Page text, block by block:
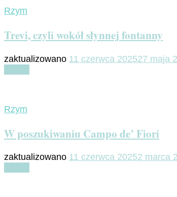
Rzym
Trevi, czyli wokół słynnej fontanny
zaktualizowano 11 czerwca 202527 maja
Rzym
W poszukiwaniu Campo de’ Fiori
zaktualizowano 11 czerwca 20252 marca